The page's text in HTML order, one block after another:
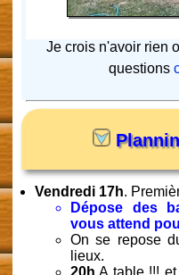
Je crois n'avoir rien
questions
Vendredi 17h.
Dépose des
vous attend
On se repose
lieux.